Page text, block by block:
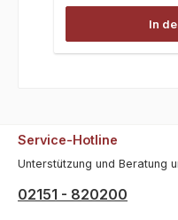
In
Service-Hotline
Unterstützung und Beratung
02151 - 820200